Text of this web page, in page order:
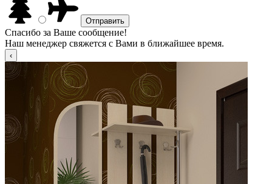
Спасибо за Ваше сообщение!
Наш менеджер свяжется с Вами в ближайшее время.